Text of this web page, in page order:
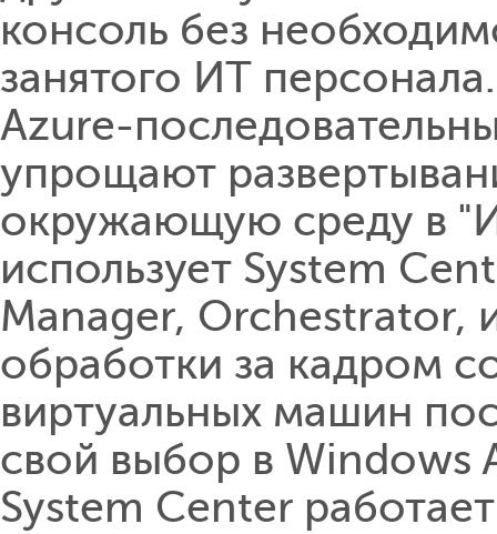
консоль без
занятого ИТ
Azure-
упрощают
окружающую среду в
использует System
Manager, Orchestrator,
обработки за кадром
виртуальных машин
свой выбор в Windows
System Center